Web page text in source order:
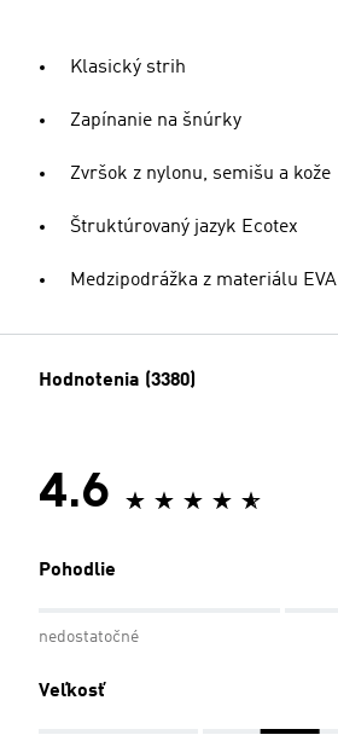
Klasický strih
Zapínanie na šnúrky
Zvršok z nylonu, semišu a kože
Štruktúrovaný jazyk Ecotex
Medzipodrážka z materiálu EVA
Hodnotenia (3380)
4.6
Pohodlie
nedostatočné
Veľkosť